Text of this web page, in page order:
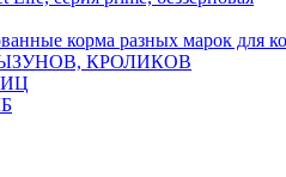
корма разных марок для
КРОЛИКОВ